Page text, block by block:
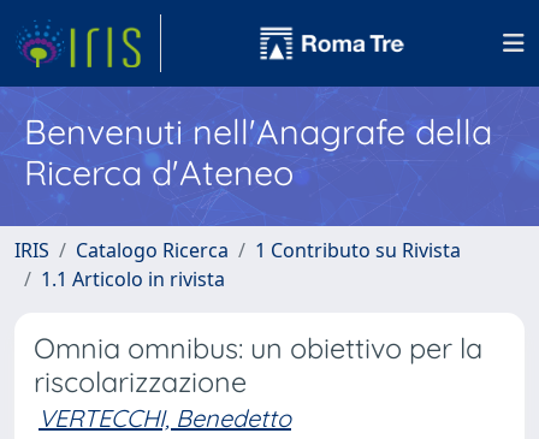
Benvenuti nell'Anagrafe della
Ricerca d'Ateneo
IRIS Catalogo Ricerca
1 Contributo su Rivista
1.1 Articolo in rivista
Omnia omnibus: un obiettivo per la
riscolarizzazione
VERTECCHI, Benedetto